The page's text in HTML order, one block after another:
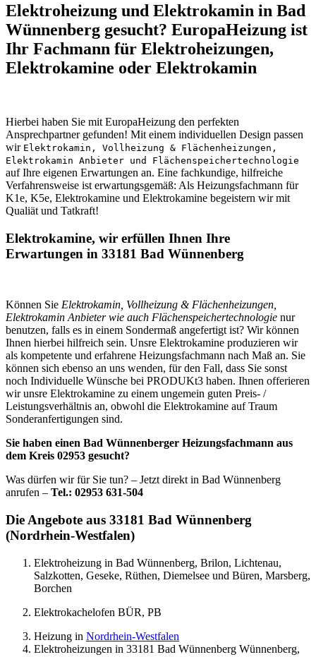
Elektroheizung und Elektrokamin in Bad
Wünnenberg gesucht? EuropaHeizung ist
Ihr Fachmann für Elektroheizungen,
Elektrokamine oder Elektrokamin
Hierbei haben Sie mit EuropaHeizung den perfekten
Ansprechpartner gefunden! Mit einem individuellen Design passen
wir Elektrokamin, Vollheizung & Flächenheizungen,
Elektrokamin Anbieter und Flächenspeichertechnologie
auf Ihre eigenen Erwartungen an. Eine fachkundige, hilfreiche
Verfahrensweise ist erwartungsgemäß: Als Heizungsfachmann für
K1e, K5e, Elektrokamine und Elektrokamine begeistern wir mit
Qualiät und Tatkraft!
Elektrokamine, wir erfüllen Ihnen Ihre
Erwartungen in 33181 Bad Wünnenberg
Können Sie Elektrokamin, Vollheizung & Flächenheizungen,
Elektrokamin Anbieter wie auch Flächenspeichertechnologie nur
benutzen, falls es in einem Sondermaß angefertigt ist? Wir können
Ihnen hierbei hilfreich sein. Unsre Elektrokamine produzieren wir
als kompetente und erfahrene Heizungsfachmann nach Maß an. Sie
können sich ebenso an uns wenden, für den Fall, dass Sie sonst
noch Individuelle Wünsche bei PRODUKt3 haben. Ihnen offerieren
wir unsre Elektrokamine zu einem ungemein guten Preis- /
Leistungsverhältnis an, obwohl die Elektrokamine auf Traum
Sonderanfertigungen sind.
Sie haben einen Bad Wünnenberger Heizungsfachmann aus
dem Kreis 02953 gesucht?
Was dürfen wir für Sie tun? – Jetzt direkt in Bad Wünnenberg
anrufen – Tel.: 02953 631-504
Die Angebote aus 33181 Bad Wünnenberg
(Nordrhein-Westfalen)
Elektroheizung in Bad Wünnenberg, Brilon, Lichtenau,
Salzkotten, Geseke, Rüthen, Diemelsee und Büren, Marsberg,
Borchen
Elektrokachelofen BÜR, PB
Heizung in Nordrhein-Westfalen
Elektroheizungen in 33181 Bad Wünnenberg Wünnenberg,